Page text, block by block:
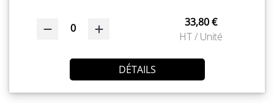
0
33,80 €
HT / Unité
DÉTAILS